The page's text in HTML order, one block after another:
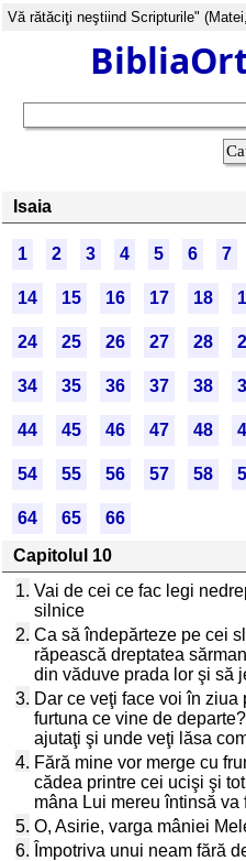
Vă rătăciţi neştiind Scripturile"
Isaia
1 2 3 4 5 6 7
14 15 16 17 18
24 25 26 27 28
34 35 36 37 38
44 45 46 47 48
54 55 56 57 58
64 65
66
Capitolul 10
1. Vai de cei ce fac legi
silnice
2. Ca să îndepărteze pe cei
răpească dreptatea
din văduve prada lor şi să
3. Dar ce veţi face voi în
furtuna ce vine de
ajutaţi şi unde veţi lăsa
4. Fără mine vor merge cu
cădea printre cei ucişi şi
mâna Lui mereu întinsă va
5. O, Asirie, varga mâniei
6. Împotriva unui neam fără